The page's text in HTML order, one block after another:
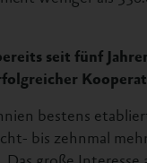
seit fünf
bestens
bis zehnmal
Das große